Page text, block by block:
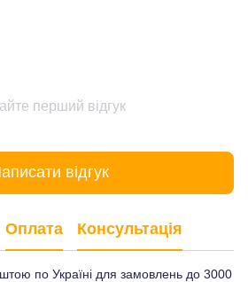
перший відгук
відгук
Оплата Консультація
по Україні для замовлень до 3000